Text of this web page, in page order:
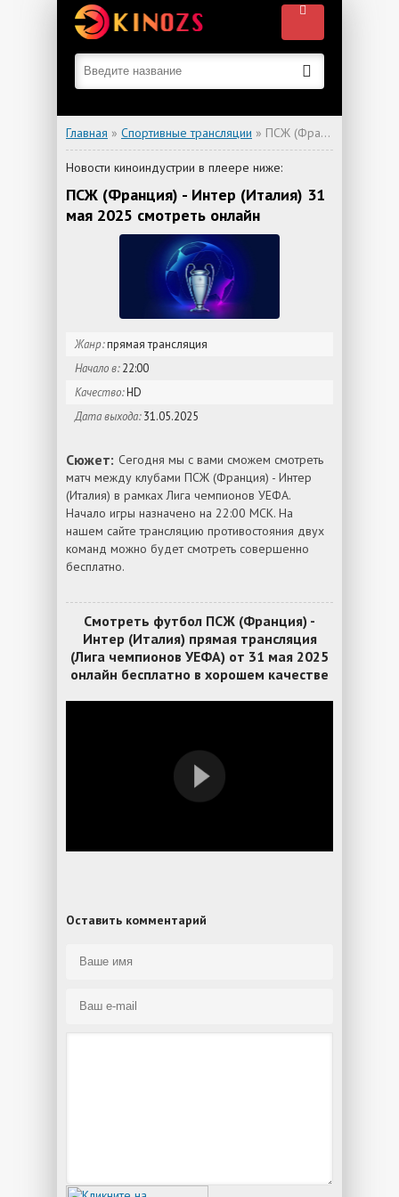
Главная » Спортивные трансляции » ПСЖ (Франция) - Интер (Италия)
Новости киноиндустрии в плеере ниже:
ПСЖ (Франция) - Интер (Италия) 31
мая 2025 смотреть онлайн
Жанр:прямая трансляция
Начало в:22:00
Качество:HD
Дата выхода:31.05.2025
Сюжет: Сегодня мы с вами сможем смотреть
матч между клубами ПСЖ (Франция) - Интер
(Италия) в рамках Лига чемпионов УЕФА.
Начало игры назначено на 22:00 МСК. На
нашем сайте трансляцию противостояния двух
команд можно будет смотреть совершенно
бесплатно.
Смотреть футбол ПСЖ (Франция) -
Интер (Италия) прямая трансляция
(Лига чемпионов УЕФА) от 31 мая 2025
онлайн бесплатно в хорошем качестве
Оставить комментарий